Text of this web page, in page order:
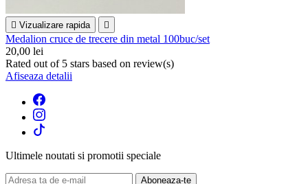
 Vizualizare rapida 
Medalion cruce de trecere din metal 100buc/set
20,00 lei
Rated out of 5 stars based on review(s)
Afiseaza detalii
Ultimele noutati si promotii speciale